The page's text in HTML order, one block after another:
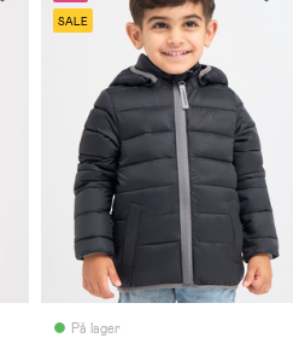
SALE
På lager